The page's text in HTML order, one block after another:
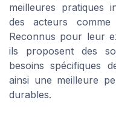
meilleures pratiques
des acteurs comme
Reconnus pour leur
ils proposent des
besoins spécifiques
ainsi une meilleure
durables.